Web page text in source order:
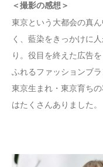
＜撮影の感想＞
東京という大都会の真
く、藍染をきっかけに
り。役目を終えた広告
ふれるファッションブラ
東京生まれ・東京育ち
はたくさんありました。